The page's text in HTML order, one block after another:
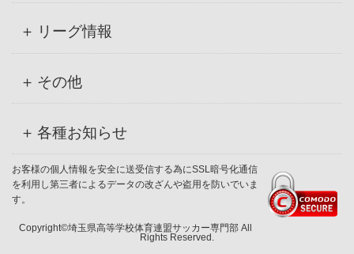
リーグ情報
その他
各種お知らせ
お客様の個人情報を安全に送受信する為にSSL暗号化通信
を利用し第三者によるデータの改ざんや盗用を防いでいま
す。
Copyright©埼玉県高等学校体育連盟サッカー専門部 All
Rights Reserved.